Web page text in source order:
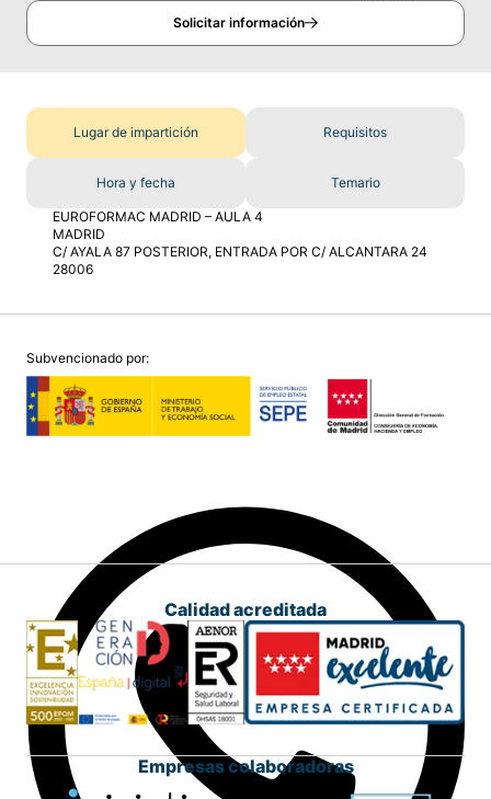
Solicitar información
Lugar de impartición Requisitos
Hora y fecha Temario
EUROFORMAC MADRID – AULA 4
MADRID
C/ AYALA 87 POSTERIOR, ENTRADA POR C/ ALCANTARA 24
28006
Subvencionado por:
Calidad acreditada
Empresas colaboradoras